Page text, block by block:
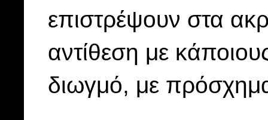
επιστρέψουν στα
αντίθεση με
διωγμό, με